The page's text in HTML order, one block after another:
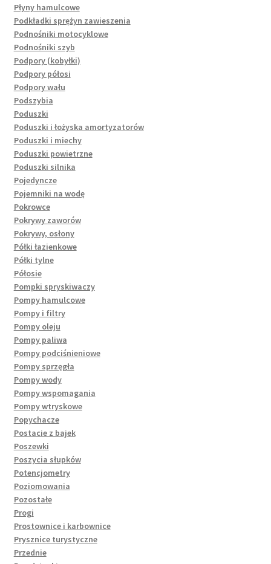
Płyny hamulcowe
Podkładki sprężyn zawieszenia
Podnośniki motocyklowe
Podnośniki szyb
Podpory (kobyłki)
Podpory półosi
Podpory wału
Podszybia
Poduszki
Poduszki i łożyska amortyzatorów
Poduszki i miechy
Poduszki powietrzne
Poduszki silnika
Pojedyncze
Pojemniki na wodę
Pokrowce
Pokrywy zaworów
Pokrywy, osłony
Półki łazienkowe
Półki tylne
Półosie
Pompki spryskiwaczy
Pompy hamulcowe
Pompy i filtry
Pompy oleju
Pompy paliwa
Pompy podciśnieniowe
Pompy sprzęgła
Pompy wody
Pompy wspomagania
Pompy wtryskowe
Popychacze
Postacie z bajek
Poszewki
Poszycia słupków
Potencjometry
Poziomowania
Pozostałe
Progi
Prostownice i karbownice
Prysznice turystyczne
Przednie